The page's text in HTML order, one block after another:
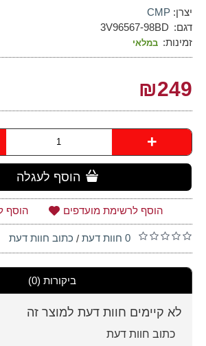
יצרן: CMP
דגם: 3V96567-98BD
זמינות: במלאי
₪249
+
הוסף לעגלה
הוסף לרשימת מועדפים הוסף
0 חוות דעת / כתוב חוות דעת
ביקורות (0)
לא קיימים חוות דעת למוצר זה
כתוב חוות דעת